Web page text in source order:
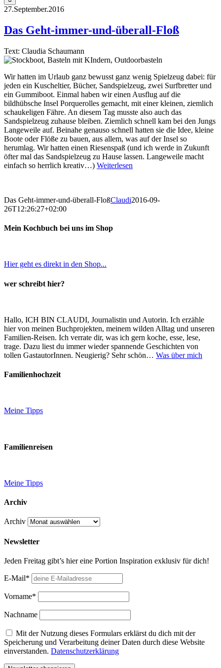
27.September.2016
Das Geht-immer-und-überall-Floß
Text: Claudia Schaumann
Wir hatten im Urlaub ganz bewusst ganz wenig Spielzeug dabei: für
jeden ein Kuscheltier, Bücher, Sandspielzeug, zwei Surfbretter und
ein Gummiboot. Einmal haben wir einen Ausflug auf die
bildhübsche Insel Porquerolles gemacht, mit einer kleinen, ziemlich
schaukeligen Fähre. An diesem Tag musste also auch das
Sandspielzeug zuhause bleiben. Ziemlich schnell kam bei den Jungs
Langeweile auf. Beinahe genauso schnell hatten sie die Idee, kleine
Boote oder Flöße zu bauen, aus allem, was auf der Insel so
herumlag. Wir hatten einen Riesenspaß (und ich werde in Zukunft
öfter mal das Sandspielzeug zu Hause lassen. Langeweile macht
einfach so herrlich kreativ…) Weiterlesen
Das Geht-immer-und-überall-FloßClaudi2016-09-
26T12:26:27+02:00
Mein Kochbuch bei uns im Shop
Hier geht es direkt in den Shop...
wer schreibt hier?
Hallo, ICH BIN CLAUDI, Journalistin und Autorin. Ich erzähle
hier von meinen Buchprojekten, meinem wilden Alltag und unseren
Familien-Reisen. Ich verrate dir, was ich gern koche, esse, lese,
trage. Dazu liest du immer wieder spannende Geschichten von
tollen GastautorInnen. Neugierig? Sehr schön… Was über mich
Familienhochzeit
Meine Tipps
Familienreisen
Meine Tipps
Archiv
Archiv
Newsletter
Jeden Freitag gibt’s hier eine Portion Inspiration exklusiv für dich!
E-Mail*
Vorname*
Nachname
Mit der Nutzung dieses Formulars erklärst du dich mit der
Speicherung und Verarbeitung deiner Daten durch diese Website
einverstanden. Datenschutzerklärung